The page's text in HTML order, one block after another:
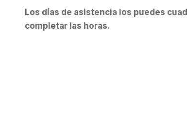
Los días de asistencia los puedes
completar las horas.